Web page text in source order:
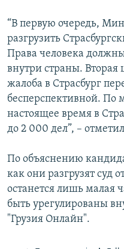
ЧИТАЕМ ПРЕССУ
Все сайты РСЕ/РС
“В первую очередь,
разгрузить
Права человека
внутри страны. Вторая
жалоба в Страсбург
бесперспективной. По
настоящее время в
до 2 000 дел”, –
По объяснению
как они разгрузят суд
останется лишь малая
быть урегулированы
"Грузия Онлайн".